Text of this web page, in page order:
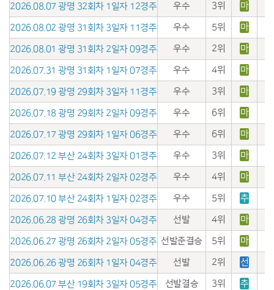
2026.08.07 광명 32회차 1일자 12경주
우수 3위 마
2026.08.02 광명 31회차 3일자 11경주 우수 5위 마
2026.08.01 광명 31회차 2일자 09경주 우수 2위 마
2026.07.31 광명 31회차 1일자 07경주 우수 4위 마
2026.07.19 광명 29회차 3일자 11경주 우수 3위 마
2026.07.18 광명 29회차 2일자 09경주 우수 6위 마
2026.07.17 광명 29회차 1일자 06경주 우수 6위 마
2026.07.12 부산 24회차 3일자 01경주 우수 3위 마
2026.07.11 부산 24회차 2일자 02경주 우수 4위 마
2026.07.10 부산 24회차 1일자 02경주 우수 5위 추
2026.06.28 광명 26회차 3일자 04경주 선발 4위 마
2026.06.27 광명 26회차 2일자 05경주 선발준결승 5위 마
2026.06.26 광명 26회차 1일자 04경주 선발 2위 선
2026.06.07 부산 19회차 3일자 05경주 선발결승 3위 추